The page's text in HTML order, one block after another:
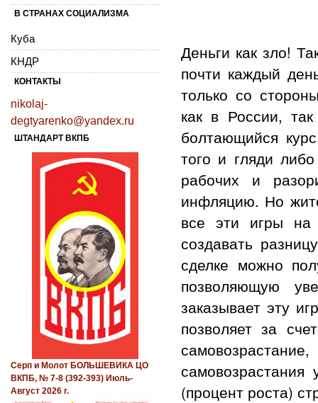
Деньги как зло!
почти каждый
только со
как в России,
болтающийся
того и гляди
рабочих и
инфляцию. Но
все эти игры на
создавать
сделке можно
позволяющую
заказывает эту
позволяет за
(процент роста)
В СТРАНАХ СОЦИАЛИЗМА
Куба
КНДР
КОНТАКТЫ
nikolaj-
degtyarenko@yandex.ru
ШТАНДАРТ ВКПБ
Серп и Молот БОЛЬШЕВИКА ЦО
ВКПБ, № 7-8 (392-393) Июль-
Август 2026 г.